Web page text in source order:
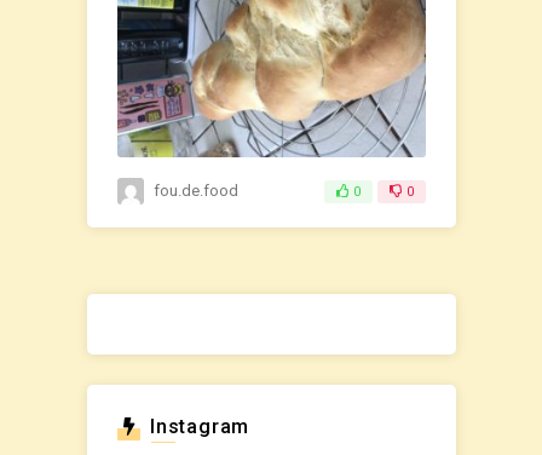
fou.de.food 0 0
Instagram